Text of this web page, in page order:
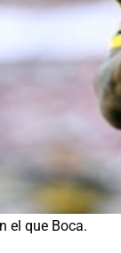
el que Boca.